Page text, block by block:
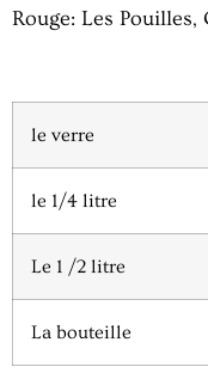
Rouge: Les
le verre
le 1/4 litre
Le 1 /2 litre
La bouteille